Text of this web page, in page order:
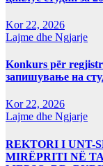
Kor 22, 2026
Lajme dhe Ngjarje
Konkurs për
запишување на
Kor 22, 2026
Lajme dhe Ngjarje
REKTORI I UNT-
MIRËPRITI NË